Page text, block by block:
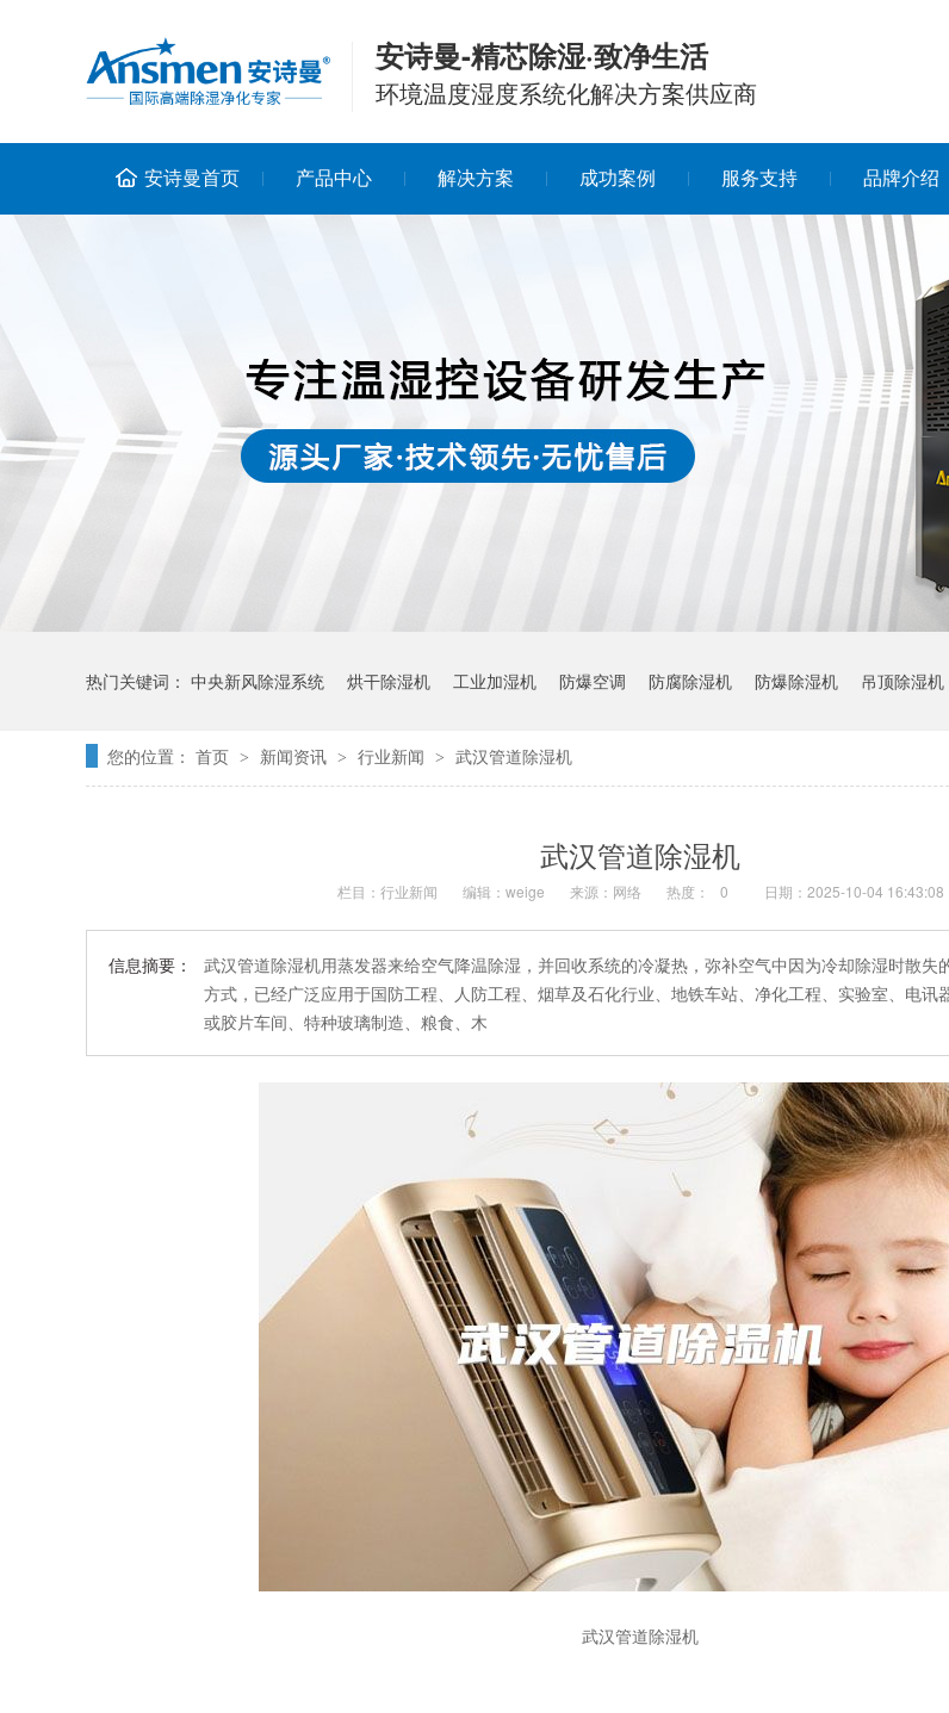
安诗曼-精芯除湿·致净生活
环境温度湿度系统化解决方案供应商
安诗曼首页 产品中心 解决方案 成功案例 服务支持 品牌介绍
热门关键词： 中央新风除湿系统 烘干除湿机 工业加湿机 防爆空调 防腐除湿机 防爆除湿机 吊顶除湿机
您的位置： 首页 > 新闻资讯 > 行业新闻 > 武汉管道除湿机
武汉管道除湿机
栏目： 行业新闻 编辑：weige 来源：网络 热度： 0 日期：2025-10-04 16:43:08
信息摘要：
武汉管道除湿机用蒸发器来给空气降温除湿，并回收系统的冷凝热，弥补空气中因为冷却除湿时散失
方式，已经广泛应用于国防工程、人防工程、烟草及石化行业、地铁车站、净化工程、实验室、电讯
或胶片车间、特种玻璃制造、粮食、木
武汉管道除湿机